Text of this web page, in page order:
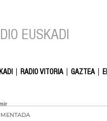
EUSKADI
RADIO VITORIA GAZTEA